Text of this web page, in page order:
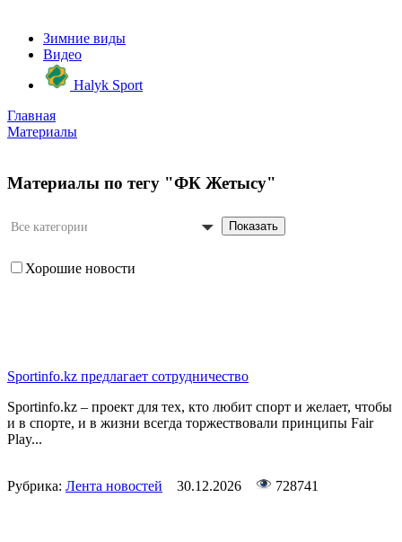
Зимние виды
Видео
Halyk Sport
Главная
Материалы
Материалы по тегу "ФК Жетысу"
Все категории Показать
Хорошие новости
Sportinfo.kz предлагает сотрудничество
Sportinfo.kz – проект для тех, кто любит спорт и желает, чтобы
и в спорте, и в жизни всегда торжествовали принципы Fair
Play...
Рубрика: Лента новостей 30.12.2026 728741